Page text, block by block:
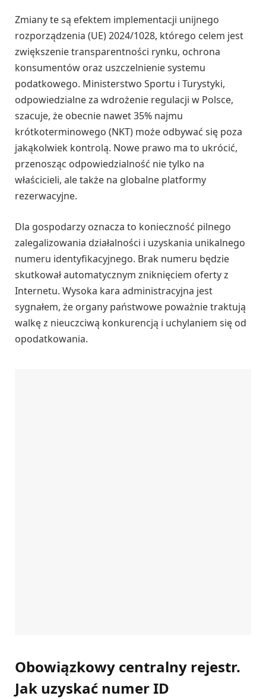
Zmiany te są efektem implementacji unijnego
rozporządzenia (UE) 2024/1028, którego celem jest
zwiększenie transparentności rynku, ochrona
konsumentów oraz uszczelnienie systemu
podatkowego. Ministerstwo Sportu i Turystyki,
odpowiedzialne za wdrożenie regulacji w Polsce,
szacuje, że obecnie nawet 35% najmu
krótkoterminowego (NKT) może odbywać się poza
jakąkolwiek kontrolą. Nowe prawo ma to ukrócić,
przenosząc odpowiedzialność nie tylko na
właścicieli, ale także na globalne platformy
rezerwacyjne.
Dla gospodarzy oznacza to konieczność pilnego
zalegalizowania działalności i uzyskania unikalnego
numeru identyfikacyjnego. Brak numeru będzie
skutkował automatycznym zniknięciem oferty z
Internetu. Wysoka kara administracyjna jest
sygnałem, że organy państwowe poważnie traktują
walkę z nieuczciwą konkurencją i uchylaniem się od
opodatkowania.
Obowiązkowy centralny rejestr.
Jak uzyskać numer ID